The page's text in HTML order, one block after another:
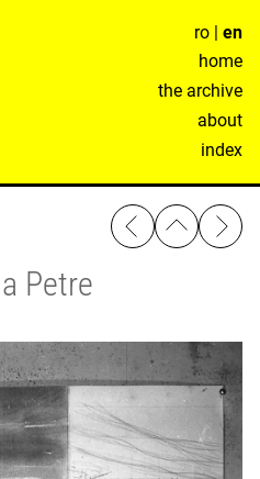
ro | en
home
the archive
about
index
Petre